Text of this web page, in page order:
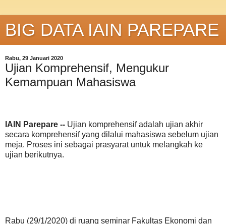
BIG DATA IAIN PAREPARE
Rabu, 29 Januari 2020
Ujian Komprehensif, Mengukur
Kemampuan Mahasiswa
IAIN Parepare -- Ujian komprehensif adalah ujian akhir
secara komprehensif yang dilalui mahasiswa sebelum ujian
meja. Proses ini sebagai prasyarat untuk melangkah ke
ujian berikutnya.
Rabu (29/1/2020) di ruang seminar Fakultas Ekonomi dan